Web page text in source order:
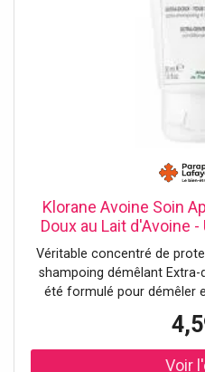
Klorane Avoine Soin
Doux au Lait d'Avoine
Types de Cheveux
Véritable concentré de
shampoing démêlant
été formulé pour démêler
Sa